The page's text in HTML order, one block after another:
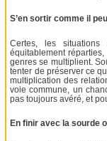
S’en sortir comme il
Certes, les
équitablement
genres se multiplient.
tenter de préserver ce
multiplication des
voie commune, un
pas toujours avéré, et
En finir avec la sourde